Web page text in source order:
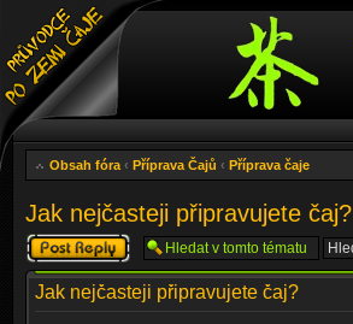
Obsah fóra ‹ Příprava Čajů ‹ Příprava čaje
Jak nejčasteji připravujete čaj?
Odeslat odpověď
Jak nejčasteji připravujete čaj?